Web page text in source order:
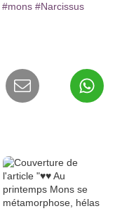
#mons #Narcissus